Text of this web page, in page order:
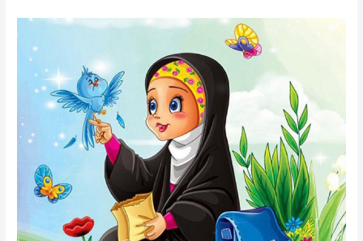
جشن
مخاطبین
نونهال